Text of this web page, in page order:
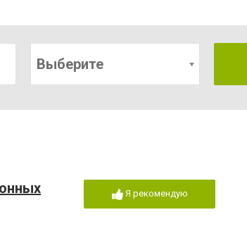
Выберите
Я рекомендую